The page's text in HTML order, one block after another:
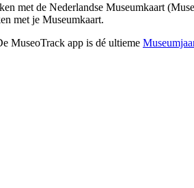
met de Nederlandse Museumkaart
met je Museumkaart.
MuseoTrack app is dé ultieme